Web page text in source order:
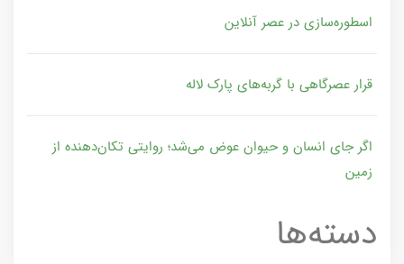
اسطوره‌سازی در عصر آنلاین
قرار عصرگاهی با گربه‌های پارک لاله
اگر جای انسان و حیوان عوض می‌شد؛ روایتی تکان‌دهنده از
زمین
دسته‌ها